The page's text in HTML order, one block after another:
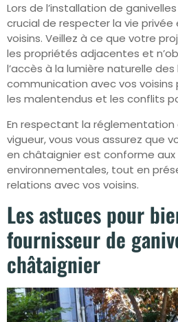
Lors de l’installation de
crucial de respecter la vie
voisins. Veillez à ce que votre
les propriétés adjacentes et
l’accès à la lumière naturelle
communication avec vos
les malentendus et les conflits
En respectant la réglementation
vigueur, vous vous assurez que
en châtaignier est conforme
environnementales, tout en
relations avec vos voisins.
Les astuces pour
fournisseur de
châtaignier